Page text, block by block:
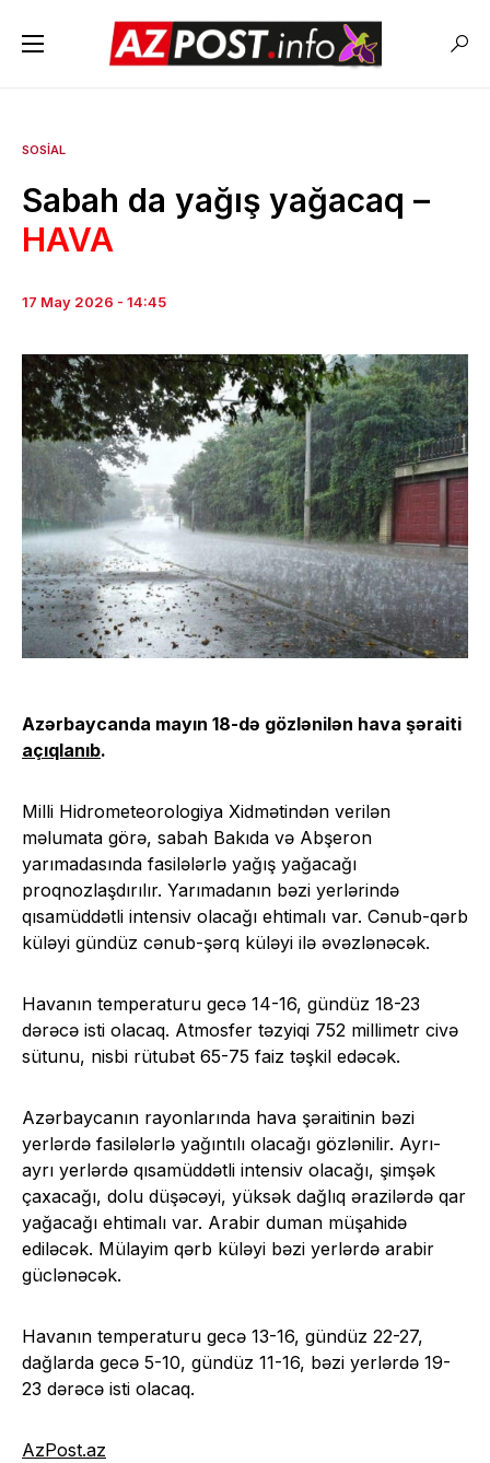
SOSIAL
Sabah da yağış yağacaq –
HAVA
17 May 2026 - 14:45
Azərbaycanda mayın 18-də gözlənilən hava şəraiti
açıqlanıb.
Milli Hidrometeorologiya Xidmətindən verilən
məlumata görə, sabah Bakıda və Abşeron
yarımadasında fasilələrlə yağış yağacağı
proqnozlaşdırılır. Yarımadanın bəzi yerlərində
qısamüddətli intensiv olacağı ehtimalı var. Cənub-qərb
küləyi gündüz cənub-şərq küləyi ilə əvəzlənəcək.
Havanın temperaturu gecə 14-16, gündüz 18-23
dərəcə isti olacaq. Atmosfer təzyiqi 752 millimetr civə
sütunu, nisbi rütubət 65-75 faiz təşkil edəcək.
Azərbaycanın rayonlarında hava şəraitinin bəzi
yerlərdə fasilələrlə yağıntılı olacağı gözlənilir. Ayrı-
ayrı yerlərdə qısamüddətli intensiv olacağı, şimşək
çaxacağı, dolu düşəcəyi, yüksək dağlıq ərazilərdə qar
yağacağı ehtimalı var. Arabir duman müşahidə
ediləcək. Mülayim qərb küləyi bəzi yerlərdə arabir
güclənəcək.
Havanın temperaturu gecə 13-16, gündüz 22-27,
dağlarda gecə 5-10, gündüz 11-16, bəzi yerlərdə 19-
23 dərəcə isti olacaq.
AzPost.az